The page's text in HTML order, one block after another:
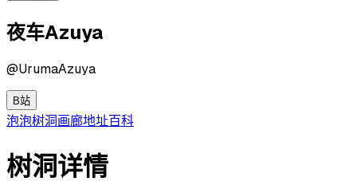
夜车Azuya
@UrumaAzuya
B站
泡泡树洞画廊地址百科
树洞详情